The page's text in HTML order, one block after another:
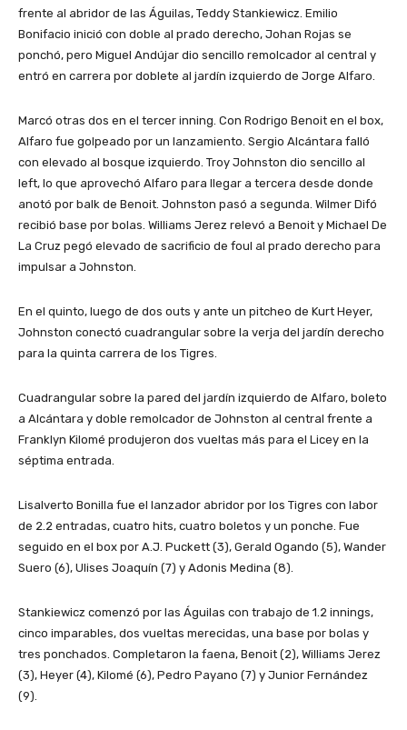
frente al abridor de las Águilas, Teddy Stankiewicz. Emilio
Bonifacio inició con doble al prado derecho, Johan Rojas se
ponchó, pero Miguel Andújar dio sencillo remolcador al central y
entró en carrera por doblete al jardín izquierdo de Jorge Alfaro.
Marcó otras dos en el tercer inning. Con Rodrigo Benoit en el box,
Alfaro fue golpeado por un lanzamiento. Sergio Alcántara falló
con elevado al bosque izquierdo. Troy Johnston dio sencillo al
left, lo que aprovechó Alfaro para llegar a tercera desde donde
anotó por balk de Benoit. Johnston pasó a segunda. Wilmer Difó
recibió base por bolas. Williams Jerez relevó a Benoit y Michael De
La Cruz pegó elevado de sacrificio de foul al prado derecho para
impulsar a Johnston.
En el quinto, luego de dos outs y ante un pitcheo de Kurt Heyer,
Johnston conectó cuadrangular sobre la verja del jardín derecho
para la quinta carrera de los Tigres.
Cuadrangular sobre la pared del jardín izquierdo de Alfaro, boleto
a Alcántara y doble remolcador de Johnston al central frente a
Franklyn Kilomé produjeron dos vueltas más para el Licey en la
séptima entrada.
Lisalverto Bonilla fue el lanzador abridor por los Tigres con labor
de 2.2 entradas, cuatro hits, cuatro boletos y un ponche. Fue
seguido en el box por A.J. Puckett (3), Gerald Ogando (5), Wander
Suero (6), Ulises Joaquín (7) y Adonis Medina (8).
Stankiewicz comenzó por las Águilas con trabajo de 1.2 innings,
cinco imparables, dos vueltas merecidas, una base por bolas y
tres ponchados. Completaron la faena, Benoit (2), Williams Jerez
(3), Heyer (4), Kilomé (6), Pedro Payano (7) y Junior Fernández
(9).